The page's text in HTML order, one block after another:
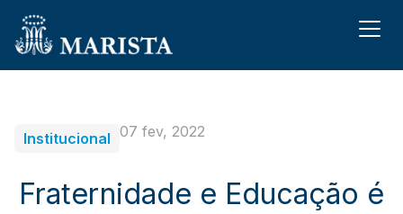
Institucional 07 fev, 2022
Fraternidade e Educação é